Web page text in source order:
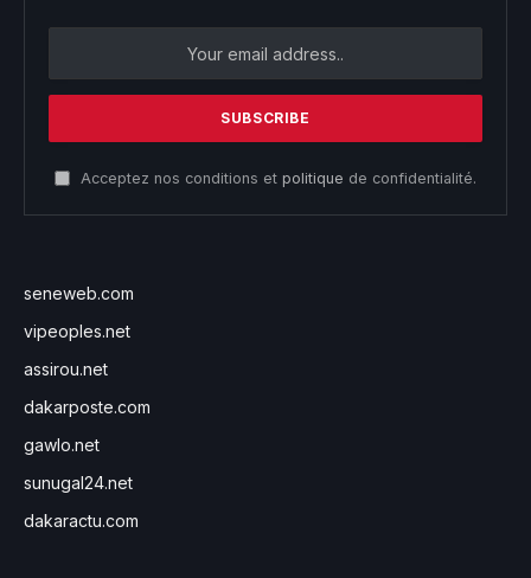
Acceptez nos conditions et politique de confidentialité.
seneweb.com
vipeoples.net
assirou.net
dakarposte.com
gawlo.net
sunugal24.net
dakaractu.com